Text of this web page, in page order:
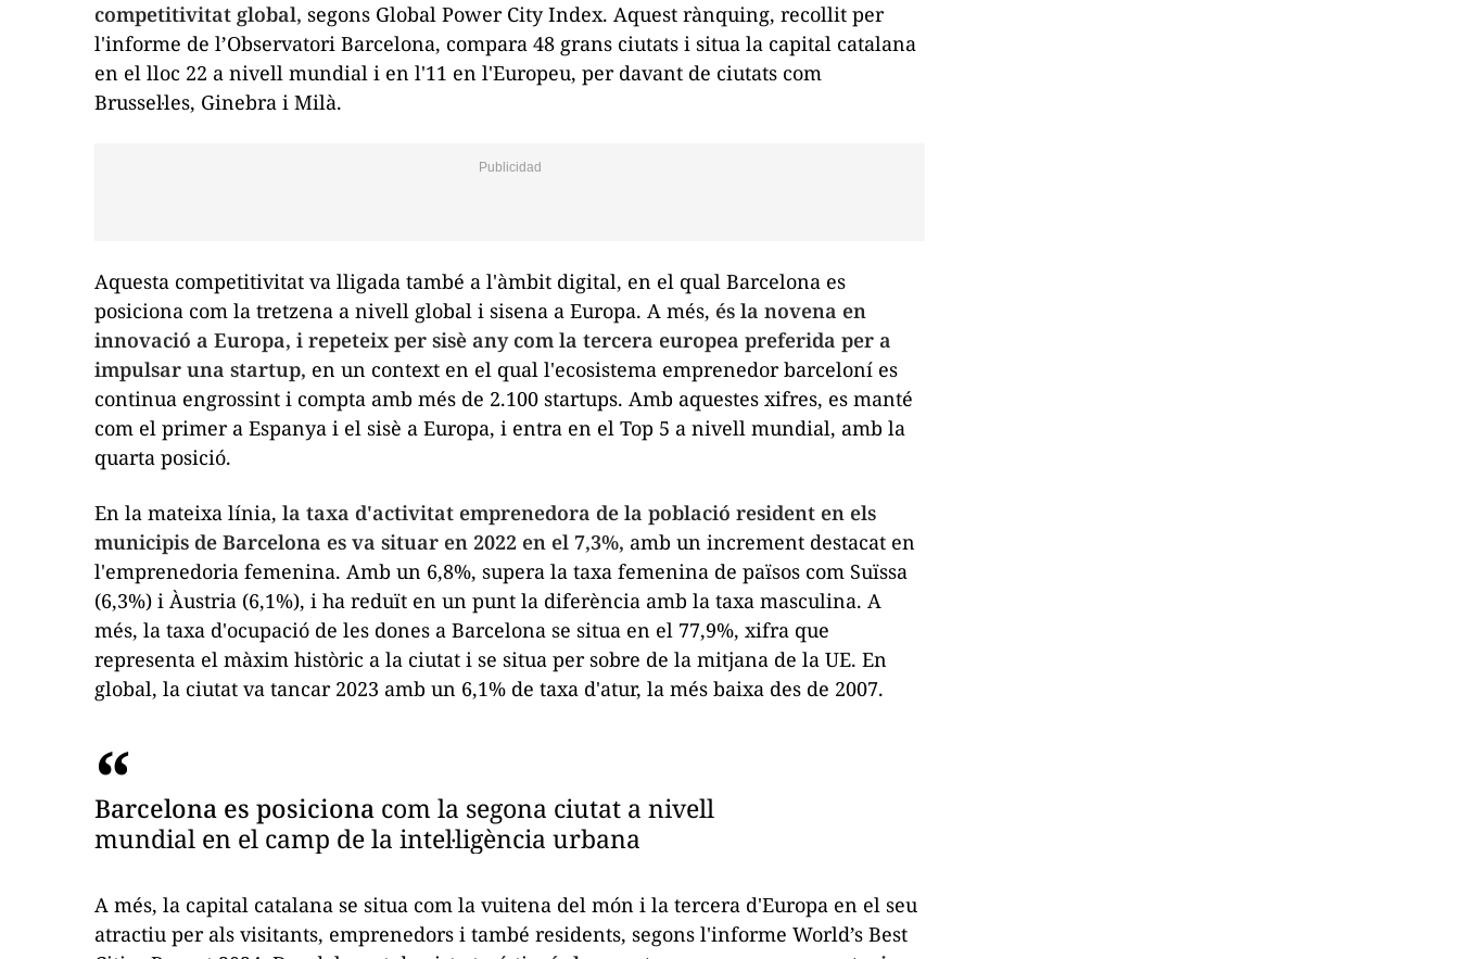
competitivitat global, segons Global Power City Index. Aquest rànquing, recollit per
l'informe de l’Observatori Barcelona, compara 48 grans ciutats i situa la capital catalana
en el lloc 22 a nivell mundial i en l'11 en l'Europeu, per davant de ciutats com
Brussel·les, Ginebra i Milà.
Aquesta competitivitat va lligada també a l'àmbit digital, en el qual Barcelona es
posiciona com la tretzena a nivell global i sisena a Europa. A més, és la novena en
innovació a Europa, i repeteix per sisè any com la tercera europea preferida per a
impulsar una startup, en un context en el qual l'ecosistema emprenedor barceloní es
continua engrossint i compta amb més de 2.100 startups. Amb aquestes xifres, es manté
com el primer a Espanya i el sisè a Europa, i entra en el Top 5 a nivell mundial, amb la
quarta posició.
En la mateixa línia, la taxa d'activitat emprenedora de la població resident en els
municipis de Barcelona es va situar en 2022 en el 7,3%, amb un increment destacat en
l'emprenedoria femenina. Amb un 6,8%, supera la taxa femenina de països com Suïssa
(6,3%) i Àustria (6,1%), i ha reduït en un punt la diferència amb la taxa masculina. A
més, la taxa d'ocupació de les dones a Barcelona se situa en el 77,9%, xifra que
representa el màxim històric a la ciutat i se situa per sobre de la mitjana de la UE. En
global, la ciutat va tancar 2023 amb un 6,1% de taxa d'atur, la més baixa des de 2007.
Barcelona es posiciona com la segona ciutat a nivell
mundial en el camp de la intel·ligència urbana
A més, la capital catalana se situa com la vuitena del món i la tercera d'Europa en el seu
atractiu per als visitants, emprenedors i també residents, segons l'informe World’s Best